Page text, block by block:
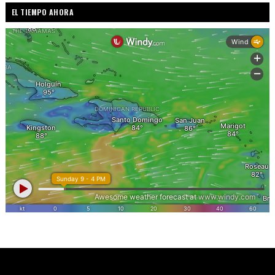
EL TIEMPO AHORA